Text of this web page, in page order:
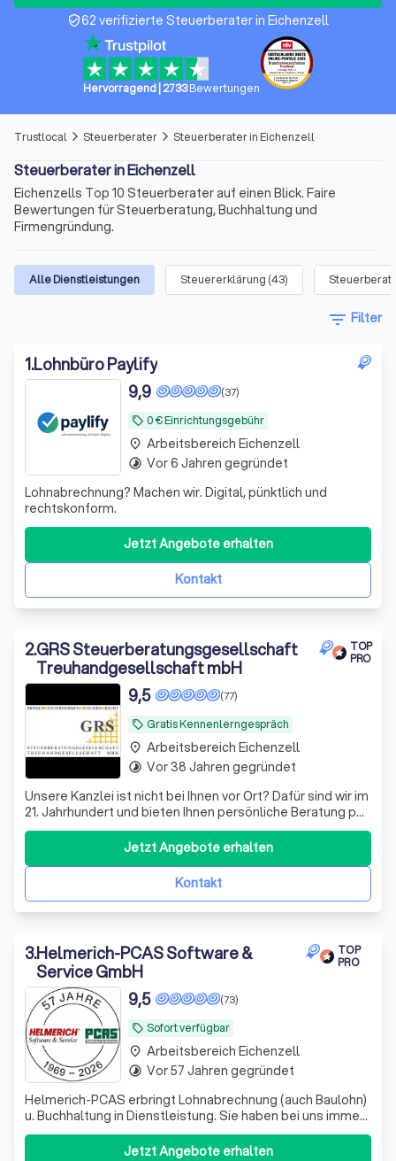
verified_user62 verifizierte Steuerberater in Eichenzell
Hervorragend| 2733 Bewertungen
Trustlocal arrow_forward_ios Steuerberater arrow_forward_ios Steuerberater in Eichenzell
Steuerberater in Eichenzell
Eichenzells Top 10 Steuerberater auf einen Blick. Faire
Bewertungen für Steuerberatung, Buchhaltung und
Firmengründung.
Alle Dienstleistungen Steuererklärung (43)
filter_list Filter
1.Lohnbüro Paylify
local_offer 0 € Einrichtungsgebühr
(37)
9,9
Lohnabrechnung? Machen wir. Digital, pünktlich und
rechtskonform.
Kontakt
Jetzt Angebote erhalten
place Arbeitsbereich Eichenzell
timelapse Vor 6 Jahren gegründet
2.GRS Steuerberatungsgesellschaft
Treuhandgesellschaft mbH
TOP
PRO
local_offer Gratis Kennenlerngespräch
(77)
9,5
Unsere Kanzlei ist nicht bei Ihnen vor Ort? Dafür sind wir im
21. Jahrhundert und bieten Ihnen persönliche Beratung per
Video, WhatsApp und anderen Medien - wir sehen uns!
Datenaustausch - digital
Kontakt
Jetzt Angebote erhalten
place Arbeitsbereich Eichenzell
timelapse Vor 38 Jahren gegründet
3.Helmerich-PCAS Software &
Service GmbH
TOP
PRO
local_offer Sofort verfügbar
(73)
9,5
Helmerich-PCAS erbringt Lohnabrechnung (auch Baulohn)
u. Buchhaltung in Dienstleistung. Sie haben bei uns immer
einen festen Ansprechpartner, den Sie per Telefon,
Telefax oder eMail erreichen können.
Jetzt Angebote erhalten
place Arbeitsbereich Eichenzell
timelapse Vor 57 Jahren gegründet